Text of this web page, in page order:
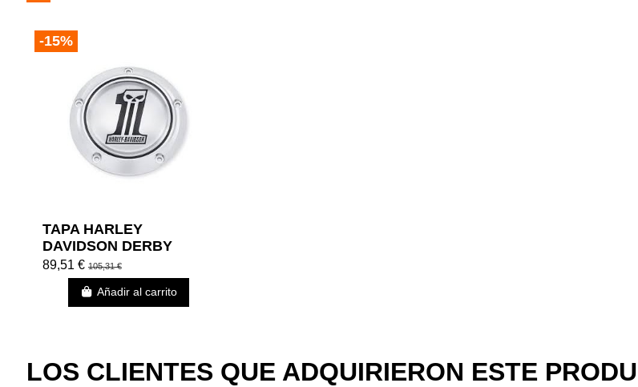
-15%
TAPA HARLEY
DAVIDSON DERBY
NUMBER ONE SKULL
89,51 € 105,31 €
Añadir al carrito
LOS CLIENTES QUE ADQUIRIERON ESTE